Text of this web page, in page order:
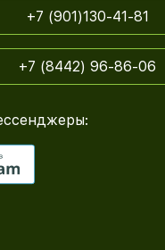
+7 (901)130-41-81
+7 (8442) 96-86-06